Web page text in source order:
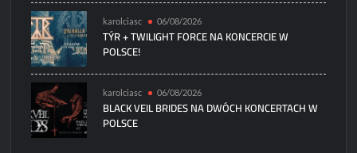
karolciasc 06/08/2026
TÝR + TWILIGHT FORCE NA KONCERCIE W
POLSCE!
karolciasc 06/08/2026
BLACK VEIL BRIDES NA DWÓCH KONCERTACH W
POLSCE